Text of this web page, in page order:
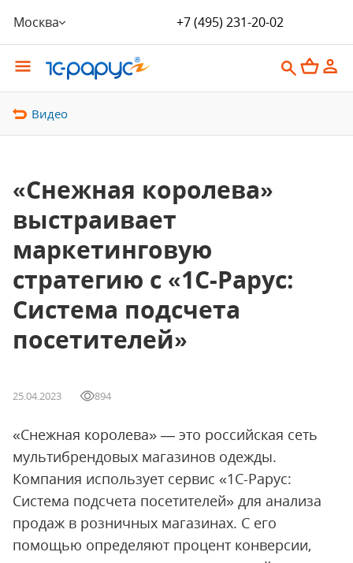
Москва +7 (495) 231-20-02
Видео
«Снежная королева»
выстраивает
маркетинговую
стратегию с «1С-Рарус:
Система подсчета
посетителей»
25.04.2023 894
«Снежная королева» — это российская сеть
мультибрендовых магазинов одежды.
Компания использует сервис «1С-Рарус:
Система подсчета посетителей» для анализа
продаж в розничных магазинах. С его
помощью определяют процент конверсии,